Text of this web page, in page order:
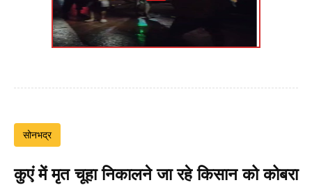
सोनभद्र
कुएं में मृत चूहा निकालने जा रहे किसान को कोबरा